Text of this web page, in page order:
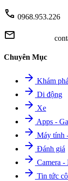
call 0968.953.226
mail
Chuyên Mục
arrow_forward Khám phá
arrow_forward Di động
arrow_forward Xe
arrow_forward Apps -
arrow_forward Máy tính
arrow_forward Đánh giá
arrow_forward Camera -
arrow_forward Tin tức